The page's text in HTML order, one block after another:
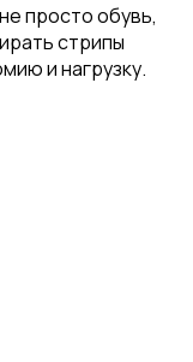
просто обувь,
стрипы
и нагрузку.